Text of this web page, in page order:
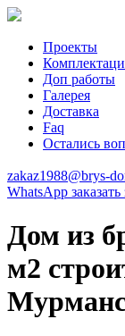
Проекты
Доп работы
Галерея
Доставка
Faq
Остались
zakaz1988@brys-
WhatsApp
Дом из
м2